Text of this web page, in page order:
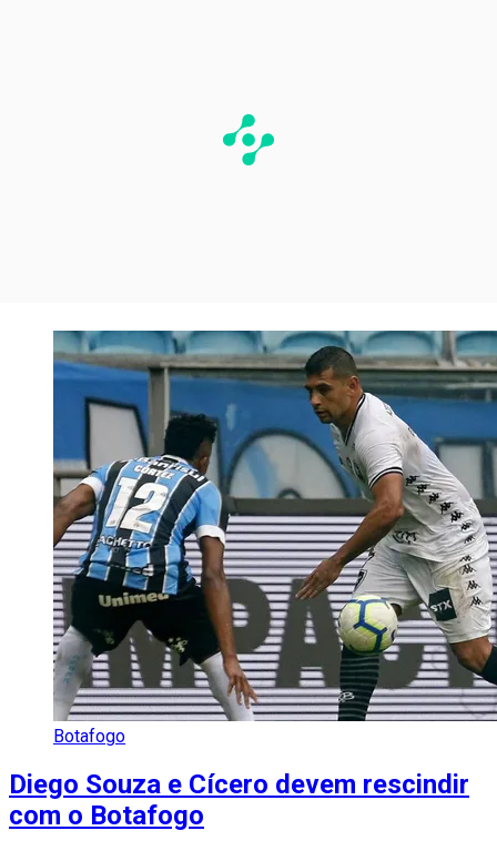
Botafogo
Diego Souza e Cícero devem rescindir
com o Botafogo